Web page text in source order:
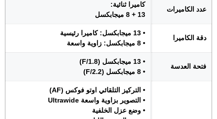
عدد الكاميرات
كاميرا ثنائية:
13 + 8 ميجابكسل
دقة الكاميرا
• 13 ميجابكسل: كاميرا رئيسية
• 8 ميجابكسل: زاوية واسعة
فتحة العدسة
• 13 ميجابكسل (F/1.8)
• 8 ميجابكسل (F/2.2)
• التركيز التلقائي اوتو فوكس (AF)
• التصوير بزاوية واسعة Ultrawide
• وضع عزل الخلفية